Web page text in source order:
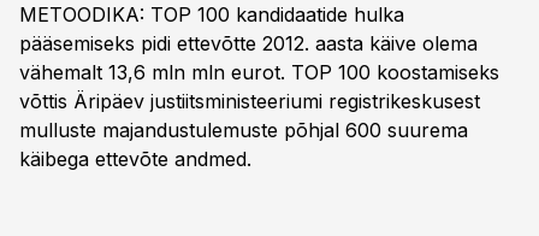
METOODIKA: TOP 100 kandidaatide hulka
pääsemiseks pidi ettevõtte 2012. aasta käive olema
vähemalt 13,6 mln mln eurot. TOP 100 koostamiseks
võttis Äripäev justiitsministeeriumi registrikeskusest
mulluste majandustulemuste põhjal 600 suurema
käibega ettevõte andmed.